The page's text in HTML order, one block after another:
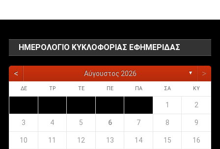
ΗΜΕΡΟΛΌΓΙΟ ΚΥΚΛΟΦΟΡΊΑΣ ΕΦΗΜΕΡΊΔΑΣ
< Αύγουστος 2026 ▼ >
ΔΕ ΤΡ ΤΕ ΠΕ ΠΑ ΣΑ ΚΥ
1 2
3 4 5 6 7 8 9
10 11 12 13 14 15 16